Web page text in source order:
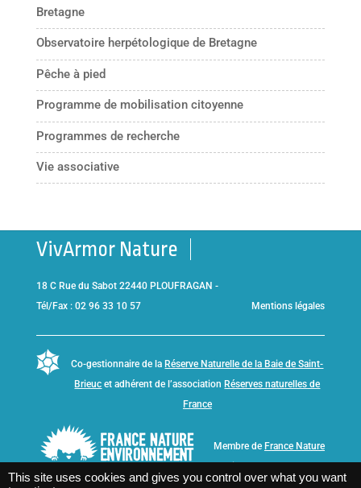
Bretagne
Observatoire herpétologique de Bretagne
Pêche à pied
Programme de mobilisation citoyenne
Programmes de recherche
Vie associative
VivArmor Nature
18 C Rue du Sabot 22440 PLOUFRAGAN -
Tél/Fax : 02 96 33 10 57
Mentions légales
Co-gestionnaire de la Réserve Naturelle de la Baie de Saint-
Brieuc et adhérent de l’association Réserves naturelles de
France
Membre de France Nature
This site uses cookies and gives you control over what you want